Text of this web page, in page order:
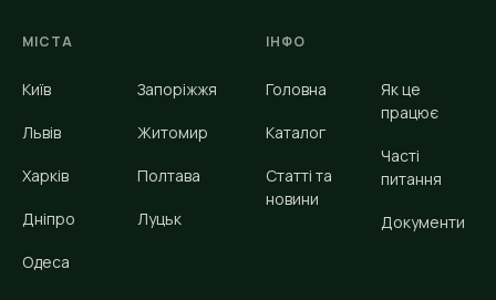
МІСТА
Київ
Львів
Харків
Дніпро
Одеса
Запоріжжя
Житомир
Полтава
Луцьк
ІНФО
Головна
Каталог
Статті та
новини
Як це
працює
Часті
питання
Документи